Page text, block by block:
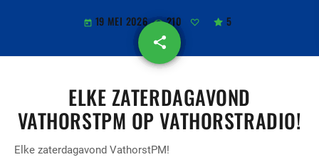
today 19 MEI 2026 210 5
share
email
ELKE ZATERDAGAVOND
VATHORSTPM OP VATHORSTRADIO!
Elke zaterdagavond VathorstPM!